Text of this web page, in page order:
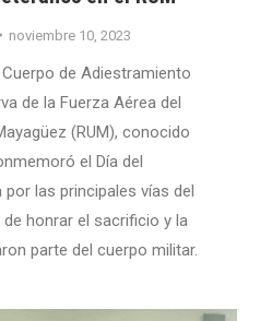
noviembre 10, 2023
de Adiestramiento
de la Fuerza Aérea del
(RUM), conocido
el Día del
las principales vías del
honrar el sacrificio y la
parte del cuerpo militar.